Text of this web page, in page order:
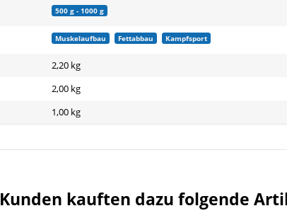
500 g - 1000 g
Muskelaufbau Fettabbau Kampfsport
2,20 kg
2,00 kg
1,00 kg
Kunden kauften dazu folgende